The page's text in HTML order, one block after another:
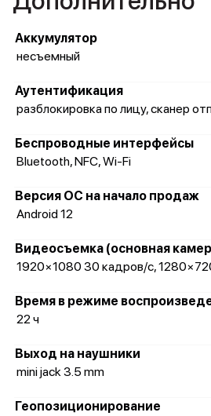
Аккумулятор
несъемный
Аутентификация
разблокировка по лицу, сканер
Беспроводные интерфейсы
Bluetooth, NFC, Wi-Fi
Версия ОС на начало продаж
Android 12
Видеосъемка (основная
1920×1080 30 кадров/с,
Время в режиме
22 ч
Выход на наушники
mini jack 3.5 mm
Геопозиционирование